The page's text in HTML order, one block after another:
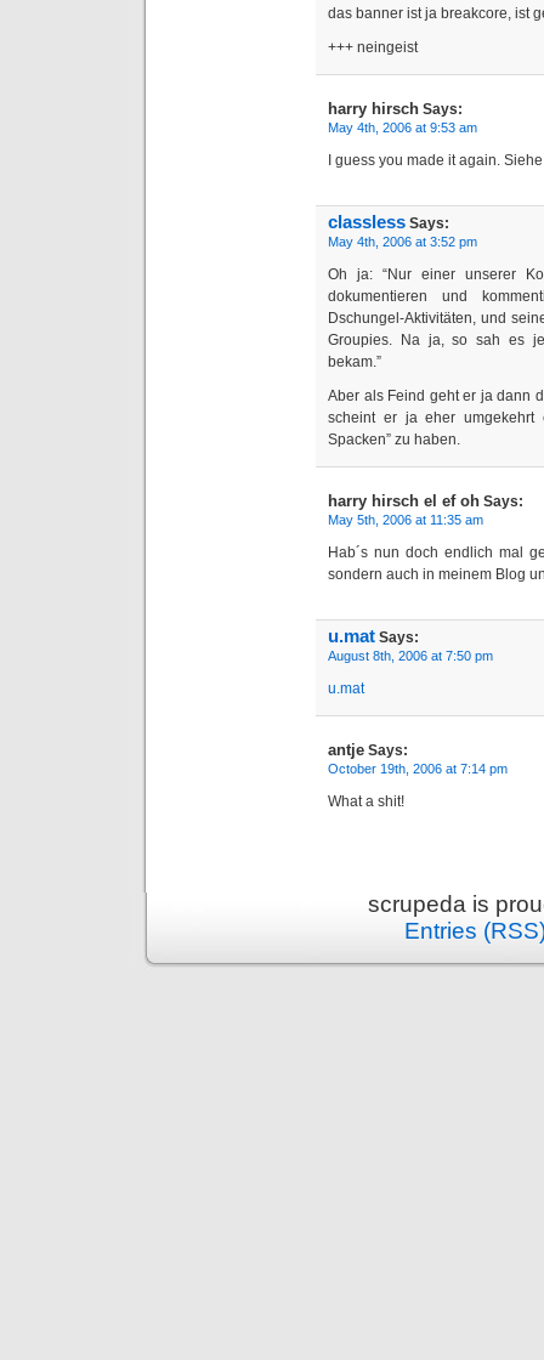
das banner ist ja breakcore, ist
+++ neingeist
harry hirsch Says:
May 4th, 2006 at 9:53 am
I guess you made it again.
classless Says:
May 4th, 2006 at 3:52 pm
Oh ja: “Nur einer unserer
dokumentieren und
Dschungel-Aktivitäten, und
Groupies. Na ja, so sah es
bekam.”
Aber als Feind geht er ja dann
scheint er ja eher umgekehrt
Spacken” zu haben.
harry hirsch el ef oh Says:
May 5th, 2006 at 11:35 am
Hab´s nun doch endlich mal
sondern auch in meinem Blog
u.mat Says:
August 8th, 2006 at 7:50 pm
u.mat
antje Says:
October 19th, 2006 at 7:14 pm
What a shit!
scrupeda is
Entries